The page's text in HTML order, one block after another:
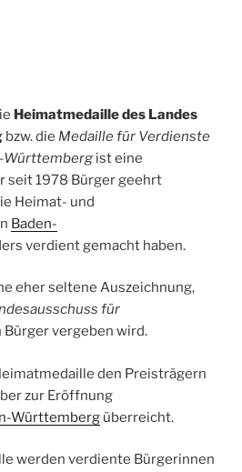
Heimatmedaille des Landes
bzw. die Medaille für Verdienste
Württemberg ist eine
seit 1978 Bürger geehrt
Heimat- und
Baden-
verdient gemacht haben.
eher seltene Auszeichnung,
für
Bürger vergeben wird.
den Preisträgern
zur Eröffnung
Württemberg überreicht.
werden verdiente Bürgerinnen